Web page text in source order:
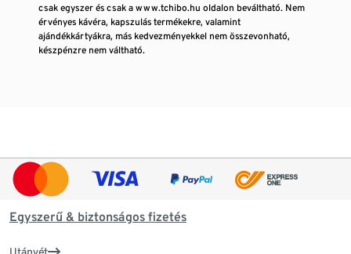
csak egyszer és csak a www.tchibo.hu oldalon beváltható. Nem
érvényes kávéra, kapszulás termékekre, valamint
ajándékkártyákra, más kedvezményekkel nem összevonható,
készpénzre nem váltható.
Egyszerű & biztonságos fizetés